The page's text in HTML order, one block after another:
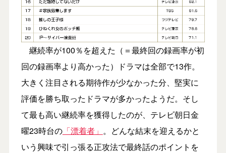
継続率が100％を超えた（＝最終回の録画率が初
回の録画率より高かった）ドラマは全部で13作。
大きく注目される期待作が少なかった分、堅実に
評価を勝ち取ったドラマが多かったようだ。そし
て最も高い継続率を獲得したのが、テレビ朝日金
曜23時台の「漂着者」 。どんな結末を迎えるかと
いう興味で引っ張る正攻法で最終話のポイントを